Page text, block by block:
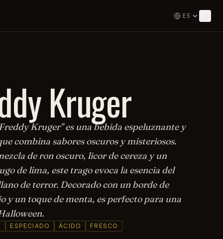
Kruger
Kruger" es una bebida espeluznante y
combina sabores oscuros y misteriosos.
de ron oscuro, licor de cereza y un
de lima, este trago evoca la esencia del
de terror. Decorado con un borde de
y un toque de menta, es perfecto para una
ESPECIADO ÁCIDO FRESCO